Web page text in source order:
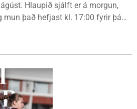
Hlaupið sjálft er á morgun,
það hefjast kl. 17:00 fyrir þá
km em kl. 18:00 fyrir 12 km
er líka komið í mark þannig